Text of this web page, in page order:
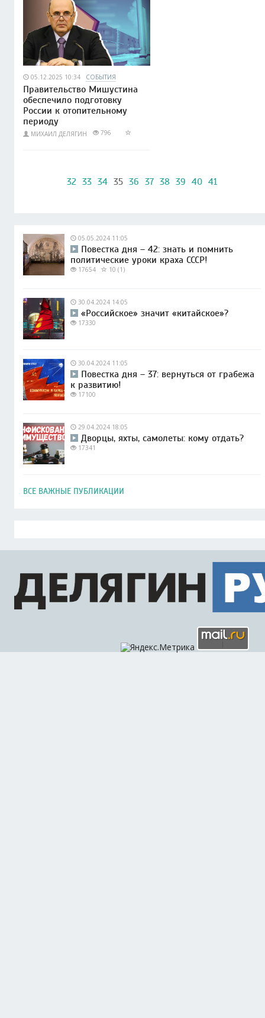
05.12.2025 10:34 СОБЫТИЯ
Правительство Мишустина
обеспечило подготовку
России к отопительному
периоду
МИХАИЛ ДЕЛЯГИН 796
32 33 34 35 36 37 38 39 40 41
05.05.2024 11:05
Повестка дня – 42: знать и помнить
политические уроки краха СССР!
17654 10 (1)
30.04.2024 14:05
«Российское» значит «китайское»?
17330
30.04.2024 11:05
Повестка дня – 37: вернуться от грабежа
к развитию!
17100
29.04.2024 18:05
Дворцы, яхты, самолеты: кому отдать?
17341
ВСЕ ВАЖНЫЕ ПУБЛИКАЦИИ